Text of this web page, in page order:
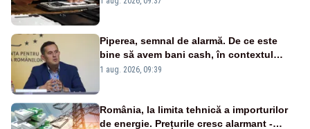
Piperea, semnal de alarmă. De ce este
bine să avem bani cash, în contextul
alertei energetice?
1 aug. 2026, 09:39
România, la limita tehnică a importurilor
de energie. Prețurile cresc alarmant -